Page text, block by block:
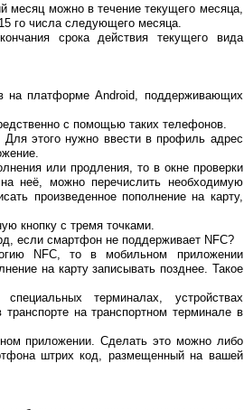
месяц можно в течение текущего месяца,
го числа следующего месяца.
срока действия текущего вида
на платформе Android, поддерживающих
с помощью таких телефонов.
Для этого нужно ввести в профиль адрес
или продления, то в окне проверки
неё, можно перечислить необходимую
произведенное пополнение на карту,
кнопку с тремя точками.
если смартфон не поддерживает NFC?
NFC, то в мобильном приложении
на карту записывать позднее. Такое
терминалах, устройствах
на транспортном терминале в
приложении. Сделать это можно либо
штрих код, размещенный на вашей